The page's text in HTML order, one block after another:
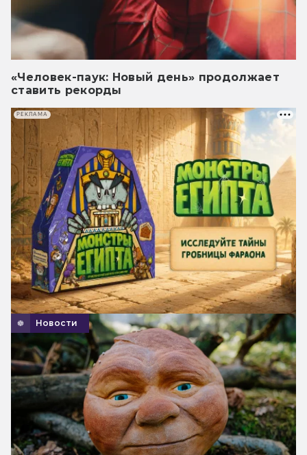
«Человек-паук: Новый день» продолжает
ставить рекорды
Новости
РЕКЛАМА